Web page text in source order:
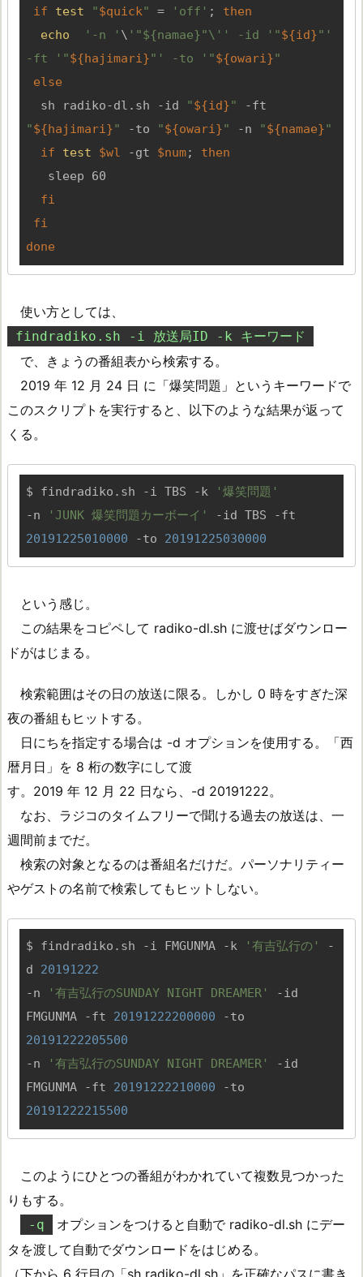
if test "$quick" = 'off' ; then
echo
'-n ' \ '"${namae}"\' ' -id ' "${id}" '
-ft ' "${hajimari}" ' -to ' "${owari}"
else
  sh radiko-dl.sh -id
"${id}"
"${hajimari}" -to "${owari}" -n "${namae}"
if
test $wl -gt $num; then
fi
fi
done
使い方としては、
findradiko.sh -i 放送局ID -k キーワード
で、きょうの番組表から検索する。
2019 年 12 月 24 日 に「爆笑問題」というキーワードで
このスクリプトを実行すると、以下のような結果が返って
くる。
$ findradiko.sh -i TBS -k
'爆笑問題'
-n
'JUNK 爆笑問題カーボーイ'
20191225010000 -to 20191225030000
という感じ。
この結果をコピペして radiko-dl.sh に渡せばダウンロー
ドがはじまる。
検索範囲はその日の放送に限る。しかし 0 時をすぎた深
夜の番組もヒットする。
日にちを指定する場合は -d オプションを使用する。「西
暦月日」を 8 桁の数字にして渡
す。2019 年 12 月 22 日なら、-d 20191222。
なお、ラジコのタイムフリーで聞ける過去の放送は、一
週間前までだ。
検索の対象となるのは番組名だけだ。パーソナリティー
やゲストの名前で検索してもヒットしない。
$ findradiko.sh -i FMGUNMA -k '有吉弘行の'
-
d 20191222
-n
'有吉弘行のSUNDAY NIGHT DREAMER'
-id
FMGUNMA -ft 20191222200000
20191222205500
-n
'有吉弘行のSUNDAY NIGHT DREAMER'
-id
FMGUNMA -ft 20191222210000
20191222215500
このようにひとつの番組がわかれていて複数見つかった
りもする。
-q
オプションをつけると自動で radiko-dl.sh にデー
タを渡して自動でダウンロードをはじめる。